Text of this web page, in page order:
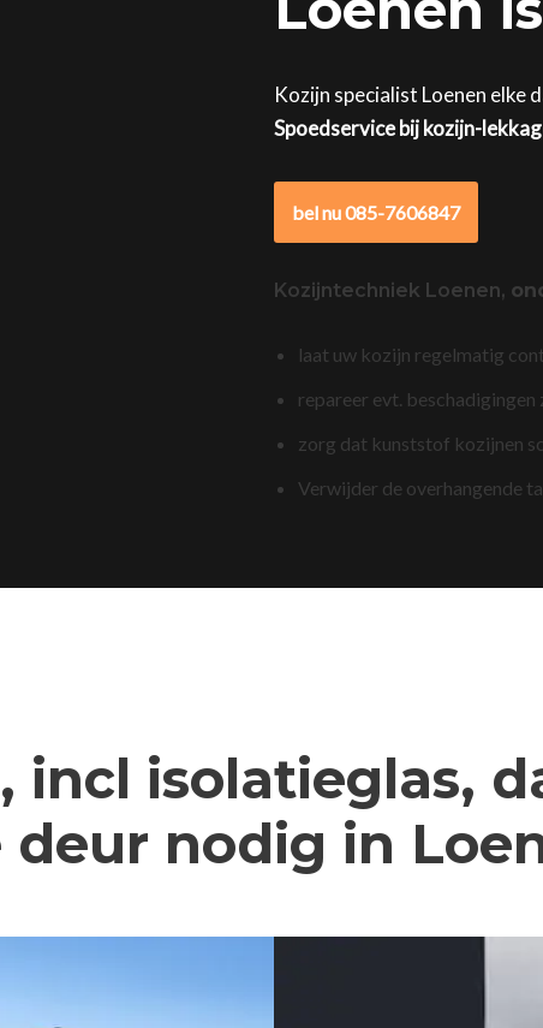
Kozijn specialist Loenen elke
Spoedservice bij kozijn-
bel nu 085-7606847
Kozijntechniek Loenen,
laat uw kozijn regelmatig
repareer evt.
zorg dat kunststof kozijnen
Verwijder de overhangende
incl isolatieglas,
nodig in